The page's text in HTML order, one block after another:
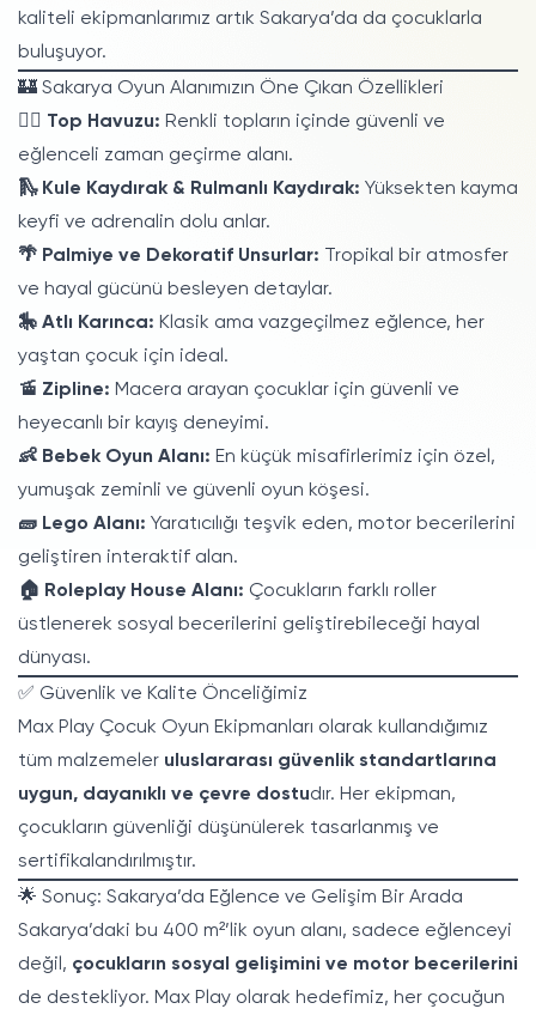
kaliteli ekipmanlarımız artık Sakarya’da da çocuklarla
buluşuyor.
🏰 Sakarya Oyun Alanımızın Öne Çıkan Özellikleri
🏊‍♂️ Top Havuzu: Renkli topların içinde güvenli ve
eğlenceli zaman geçirme alanı.
🛝 Kule Kaydırak & Rulmanlı Kaydırak: Yüksekten kayma
keyfi ve adrenalin dolu anlar.
🌴 Palmiye ve Dekoratif Unsurlar: Tropikal bir atmosfer
ve hayal gücünü besleyen detaylar.
🎠 Atlı Karınca: Klasik ama vazgeçilmez eğlence, her
yaştan çocuk için ideal.
🚡 Zipline: Macera arayan çocuklar için güvenli ve
heyecanlı bir kayış deneyimi.
👶 Bebek Oyun Alanı: En küçük misafirlerimiz için özel,
yumuşak zeminli ve güvenli oyun köşesi.
🧱 Lego Alanı: Yaratıcılığı teşvik eden, motor becerilerini
geliştiren interaktif alan.
🏠 Roleplay House Alanı: Çocukların farklı roller
üstlenerek sosyal becerilerini geliştirebileceği hayal
dünyası.
✅ Güvenlik ve Kalite Önceliğimiz
Max Play Çocuk Oyun Ekipmanları olarak kullandığımız
tüm malzemeler uluslararası güvenlik standartlarına
uygun, dayanıklı ve çevre dostudır. Her ekipman,
çocukların güvenliği düşünülerek tasarlanmış ve
sertifikalandırılmıştır.
🌟 Sonuç: Sakarya’da Eğlence ve Gelişim Bir Arada
Sakarya’daki bu 400 m²’lik oyun alanı, sadece eğlenceyi
değil, çocukların sosyal gelişimini ve motor becerilerini
de destekliyor. Max Play olarak hedefimiz, her çocuğun